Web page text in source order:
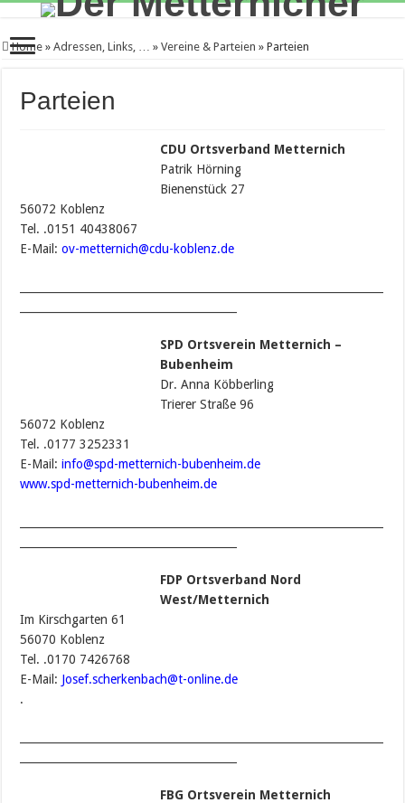
Home » Adressen, Links, … » Vereine & Parteien » Parteien
Parteien
CDU Ortsverband Metternich
Patrik Hörning
Bienenstück 27
56072 Koblenz
Tel. .0151 40438067
E-Mail:ov-metternich@cdu-koblenz.de
SPD Ortsverein Metternich –
Bubenheim
Dr. Anna Köbberling
Trierer Straße 96
56072 Koblenz
Tel. .0177 3252331
E-Mail:info@spd-metternich-bubenheim.de
www.spd-metternich-bubenheim.de
FDP Ortsverband Nord
West/Metternich
Im Kirschgarten 61
56070 Koblenz
Tel. .0170 7426768
E-Mail: Josef.scherkenbach@t-online.de
.
FBG Ortsverein Metternich